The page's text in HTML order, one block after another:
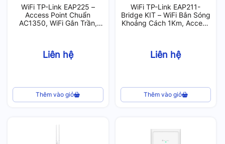
WiFi TP-Link EAP225 –
Access Point Chuẩn
AC1350, WiFi Gắn Trần,
Liên hệ
Thêm vào giỏ
WiFi TP-Link EAP211-
Bridge KIT – WiFi Bắn Sóng
Khoảng Cách 1Km, Access
Liên hệ
Thêm vào giỏ